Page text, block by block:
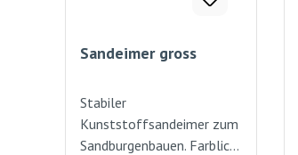
Sandeimer gross
Stabiler
Kunststoffsandeimer zum
Sandburgenbauen. Farblich